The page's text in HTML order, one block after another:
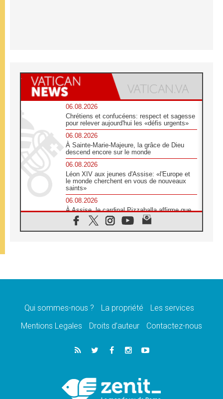
06.08.2026
Chrétiens et confucéens: respect et sagesse
pour relever aujourd'hui les «défis urgents»
06.08.2026
À Sainte-Marie-Majeure, la grâce de Dieu
descend encore sur le monde
06.08.2026
Léon XIV aux jeunes d'Assise: «l'Europe et
le monde cherchent en vous de nouveaux
saints»
06.08.2026
À Assise, le cardinal Pizzaballa affirme que
«les chrétiens veulent la paix»
06.08.2026
message de paix et de dignité humaine»
«La visite du Pape en Uruguay renforcera
05.08.2026
Le nonce en Ukraine: «Il est inquiétant
Léon XIV au Pérou, une lueur d'espoir pour
un peuple en quête de paix
Qui sommes-nous ? La propriété
Les services
Mentions Legales
Droits d’auteur Contactez-nous